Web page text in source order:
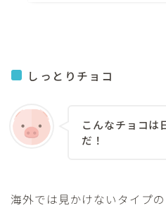
しっとりチョコ
こんなチョコは
だ！
海外では見かけないタイプ